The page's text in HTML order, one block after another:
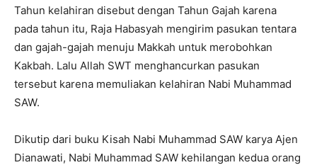
Tahun kelahiran disebut dengan Tahun Gajah karena
pada tahun itu, Raja Habasyah mengirim pasukan tentara
dan gajah-gajah menuju Makkah untuk merobohkan
Kakbah. Lalu Allah SWT menghancurkan pasukan
tersebut karena memuliakan kelahiran Nabi Muhammad
SAW.
Dikutip dari buku Kisah Nabi Muhammad SAW karya Ajen
Dianawati, Nabi Muhammad SAW kehilangan kedua orang